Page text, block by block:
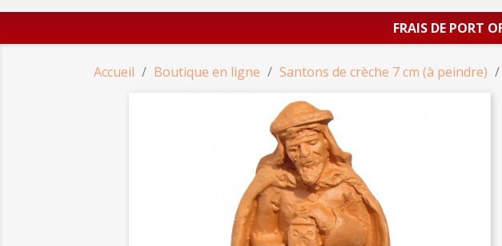
FRAIS DE PORT
Accueil Boutique en ligne Santons de crèche 7 cm (à peindre)